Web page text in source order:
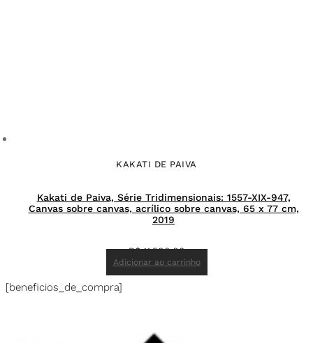
KAKATI DE PAIVA
Kakati de Paiva, Série Tridimensionais: 1557-XIX-947,
Canvas sobre canvas, acrílico sobre canvas, 65 x 77 cm,
2019
R$11.500,00
Adicionar ao carrinho
[beneficios_de_compra]